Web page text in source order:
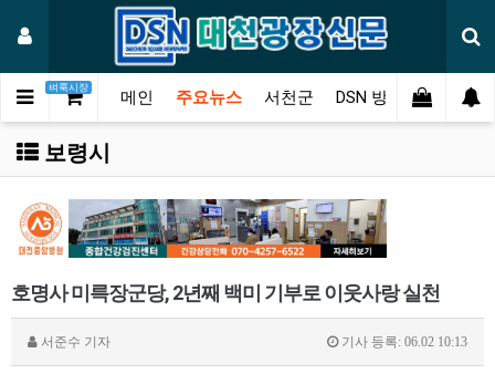
벼룩시장
메인 주요뉴스 서천군 DSN 방송 오피니언
보령시
호명사 미륵장군당, 2년째 백미 기부로 이웃사랑 실천
서준수 기자 기사 등록: 06.02 10:13